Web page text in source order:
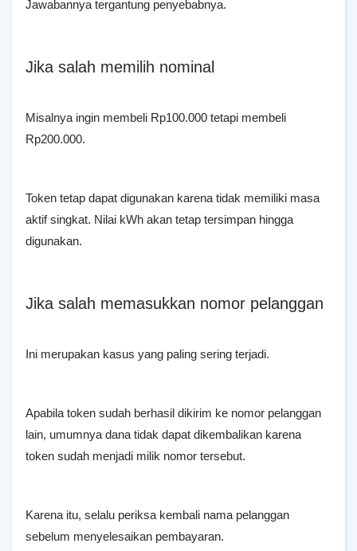
Jawabannya tergantung penyebabnya.
Jika salah memilih nominal
Misalnya ingin membeli Rp100.000 tetapi membeli
Rp200.000.
Token tetap dapat digunakan karena tidak memiliki masa
aktif singkat. Nilai kWh akan tetap tersimpan hingga
digunakan.
Jika salah memasukkan nomor pelanggan
Ini merupakan kasus yang paling sering terjadi.
Apabila token sudah berhasil dikirim ke nomor pelanggan
lain, umumnya dana tidak dapat dikembalikan karena
token sudah menjadi milik nomor tersebut.
Karena itu, selalu periksa kembali nama pelanggan
sebelum menyelesaikan pembayaran.